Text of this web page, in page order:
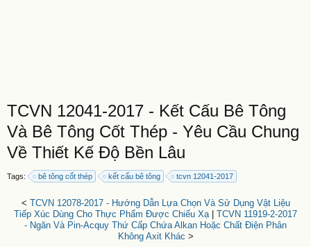
TCVN 12041-2017 - Kết Cấu Bê Tông
Và Bê Tông Cốt Thép - Yêu Cầu Chung
Về Thiết Kế Độ Bền Lâu
Tags: bê tông cốt thép kết cấu bê tông tcvn 12041-2017
< TCVN 12078-2017 - Hướng Dẫn Lựa Chọn Và Sử Dụng Vật Liệu
Tiếp Xúc Dùng Cho Thực Phẩm Được Chiếu Xạ| TCVN 11919-2-2017
- Ngăn Và Pin-Acquy Thứ Cấp Chứa Alkan Hoặc Chất Điện Phân
Không Axit Khác >